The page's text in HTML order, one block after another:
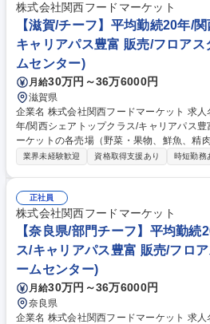
販売計画、運営計画の立案 ・計画に基づく
値面、取り組みに対する振り返り ・部門
といった業務を担当部門内で実践していただきます。 募集
門チーフ】平均勤続20年超/関西トップクラ
株式会社関西フードマーケット
【滋賀/チーフ】平均勤続20年/
キャリアパス豊富 販売/フロア
ムセンター)
月給30万円～36万6000円
滋賀県
企業名 株式会社関西フードマーケット 求人名 【滋賀/チーフ】平均勤続20
年/関西シェアトップクラス/キャリアパス豊富◎ 仕事の内容 ■スー
ーケットの各売場（野菜・果物、鮮魚、精
者としてご勤務いただきます。将来的には
しますが、具体的には店舗売上予算 及び 利
計画、運営計画の立案 ・計画に基づく日々
面、取り組みに対する振り返り ・部門メ
といった業務を担当部門内で実践していただきます。 募集
ーフ】平均勤続20年/関西シェアトップク
業界未経験歓迎 資格取得支援あり 時短勤務
正社員
株式会社関西フードマーケット
【奈良県/部門チーフ】平均勤続
ス/キャリアパス豊富 販売/フロ
ームセンター)
月給30万円～36万6000円
奈良県
企業名 株式会社関西フードマーケット 求人名 【奈良県/部門チーフ】平均